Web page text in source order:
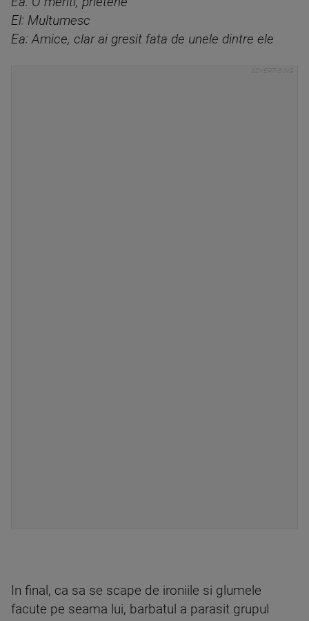
El: Multumesc
Ea: Amice, clar ai gresit fata de unele dintre ele
In final, ca sa se scape de ironiile si glumele
facute pe seama lui, barbatul a parasit grupul